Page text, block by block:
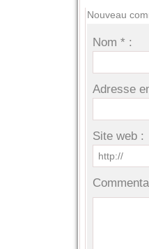
Nouveau
Nom * :
Adresse
Site web :